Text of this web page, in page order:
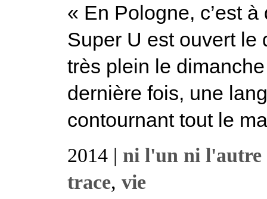
« En Pologne, c’est
Super U est ouvert le
très plein le
dernière fois, une
contournant tout le
2014 | ni l'un ni l'autre
trace, vie